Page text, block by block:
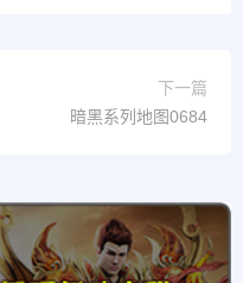
下一篇
暗黑系列地图0684